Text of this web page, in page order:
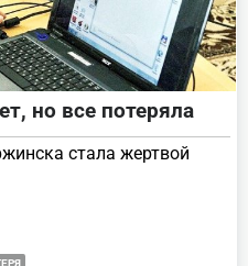
но все потеряла
стала жертвой